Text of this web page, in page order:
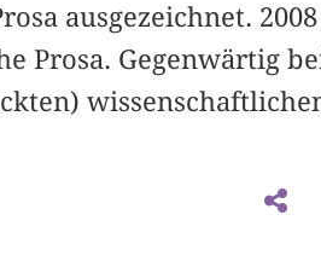
ausgezeichnet.
Prosa. Gegenwärtig